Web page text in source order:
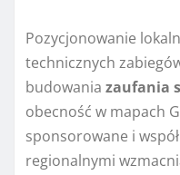
Pozycjonowanie
technicznych
budowania zaufania
obecność w mapach
sponsorowane i
regionalnymi